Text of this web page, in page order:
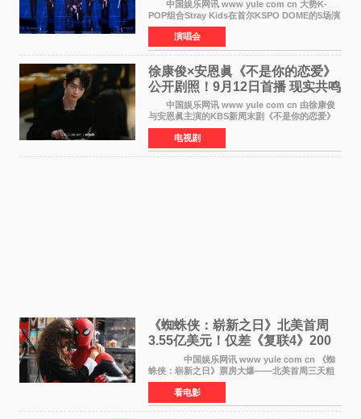
中国娱乐网讯 www yule com cn 大势K-
POP组合Stray Kids在首尔KSPO DOME的5场演
唱会全部售罄，为新世界巡演拉开序幕。据所属
社JYP娱乐透露，Stray Kids于上月25至26日、
29日及本月1至2日
演唱会
徐康俊×安恩眞《不是你的恋爱》
公开剧照！9月12日首播 现实共鸣
罗曼史来袭
中国娱乐网讯 www yule com cn 由徐康俊
与安恩眞主演的KBS新周末剧《不是你的恋爱》
于近日公开首波剧照，正式定档9月12日首
播。 剧照中，徐康俊与安恩眞并肩而坐，眼
神中流露出复杂而微
电视剧
《蜘蛛侠：崭新之日》北美首周
3.55亿美元！仅差《复联4》200
万 影史第二全球开画
中国娱乐网讯 www yule com cn 《蜘
蛛侠：崭新之日》票房大爆——北美首周三天粗
报3 55亿美元，仅比影史最高北美开画《复仇者
联盟4：终局之战》的3 571亿美元少200万出头，
精报调整后仍
看电影